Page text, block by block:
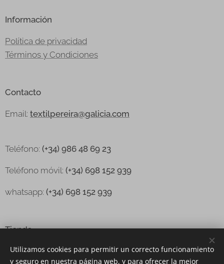
Información
Política de privacidad
Términos y Condiciones
Contacto
Email: textilpereira@galicia.com
Teléfono: (+34) 986 48 69 23
Teléfono móvil: (+34) 698 152 939
whatsapp: (+34) 698 152 939
Tienda
Sobre nosotros
Utilizamos cookies para permitir un correcto funcionamiento
y seguro en nuestra página web, y para ofrecer la mejor